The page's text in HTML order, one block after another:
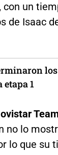
un
de Isaac
1
no lo
lo que su